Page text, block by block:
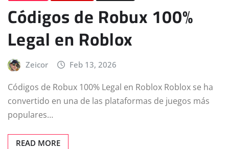
Códigos de Robux 100%
Legal en Roblox
Zeicor Feb 13, 2026
Códigos de Robux 100% Legal en Roblox Roblox se ha
convertido en una de las plataformas de juegos más
populares…
READ MORE